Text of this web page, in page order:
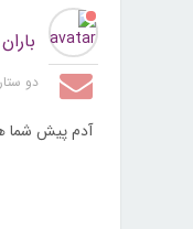
باران
دو
آدم پیش شما